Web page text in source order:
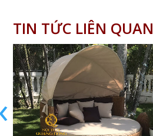
TIN TỨC LIÊN QUAN